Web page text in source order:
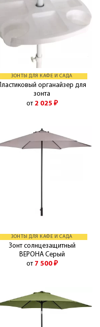
ЗОНТЫ ДЛЯ КАФЕ И САДА
Пластиковый органайзер для
зонта
от 2 025 ₽
ЗОНТЫ ДЛЯ КАФЕ И САДА
Зонт солнцезащитный
ВЕРОНА Серый
от 7 500 ₽